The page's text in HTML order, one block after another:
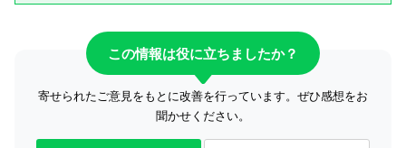
この情報は役に立ちましたか？
寄せられたご意見をもとに改善を行っています。ぜひ感想をお
聞かせください。